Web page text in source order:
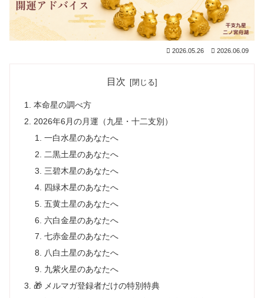
2026.05.26 2026.06.09
目次
本命星の調べ方
2026年6月の月運（九星・十二支別）
一白水星のあなたへ
二黒土星のあなたへ
三碧木星のあなたへ
四緑木星のあなたへ
五黄土星のあなたへ
六白金星のあなたへ
七赤金星のあなたへ
八白土星のあなたへ
九紫火星のあなたへ
🎁 メルマガ登録者だけの特別特典